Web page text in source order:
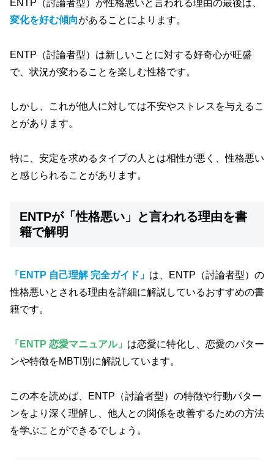
ENTP（討論者型）が性格悪いと言われる理由の最後は、
変化を好む傾向があることによります。
ENTP（討論者型）は新しいことに対する好奇心が旺盛
で、状況が変わることを楽しむ性格です。
しかし、これが他人に対しては不安やストレスを与えるこ
とがあります。
特に、安定を求めるタイプの人とは相性が悪く、性格悪い
と感じられることがあります。
ENTPが「性格悪い」と言われる理由を書
籍で解明
「ENTP 自己理解 完全ガイド」 は、ENTP（討論者型）の
性格悪いとされる理由を詳細に解説しているおすすめの書
籍です。
「ENTP 恋愛マニュアル」 は恋愛に特化し、恋愛のパター
ンや特徴をMBTI別に解説しています。
この本を読めば、ENTP（討論者型）の特徴や行動パター
ンをより深く理解し、他人との関係を改善するための方法
を学ぶことができるでしょう。